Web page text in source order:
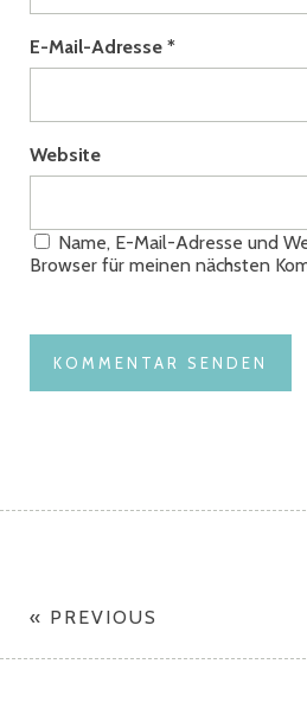
E-Mail-Adresse *
Website
Name, E-Mail-Adresse und
Browser für meinen nächsten
« PREVIOUS